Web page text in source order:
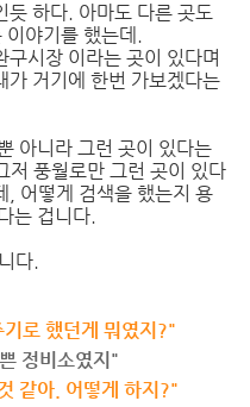
듯 하다. 아마도 다른 곳도
이야기를 했는데.
시장 이라는 곳이 있다며
가 거기에 한번 가보겠다는
아니라 그런 곳이 있다는
저 풍월로만 그런 곳이 있다
, 어떻게 검색을 했는지 용
는 겁니다.
다.
로 했던게 뭐였지?"
정비소였지"
같아. 어떻게 하지?"